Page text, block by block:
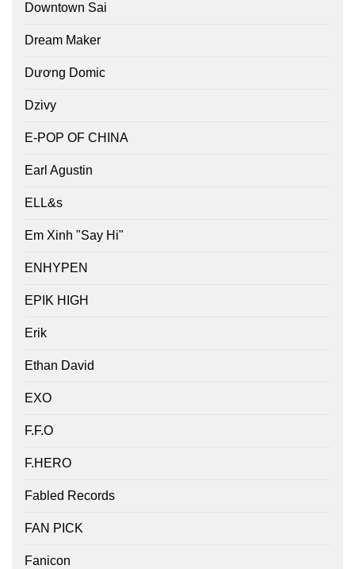
Downtown Sai
Dream Maker
Dương Domic
Dzivy
E-POP OF CHINA
Earl Agustin
ELL&s
Em Xinh "Say Hi"
ENHYPEN
EPIK HIGH
Erik
Ethan David
EXO
F.F.O
F.HERO
Fabled Records
FAN PICK
Fanicon